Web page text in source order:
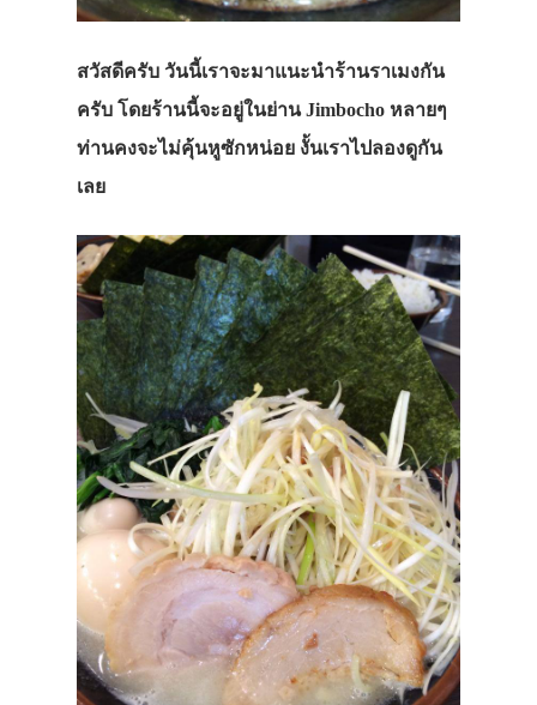
สวัสดีครับ วันนี้เราจะมาแนะนำร้านราเมงกัน
ครับ โดยร้านนี้จะอยู่ในย่าน Jimbocho หลายๆ
ท่านคงจะไม่คุ้นหูซักหน่อย งั้นเราไปลองดูกัน
เลย